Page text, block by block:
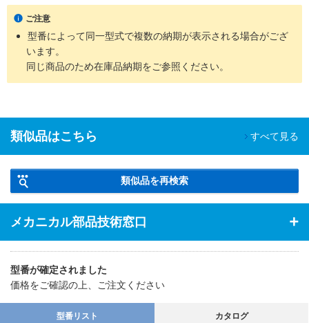
・クッションバルブは、安全対策として、抜け止め機構、およびゆ
るみ止め用ロックナットを採用しました
・バリエーション豊富かつ保全性を良くした、小形スイッチを標準
化しました
ご注意
型番によって同一型式で複数の納期が表示される場合がござ
います。
同じ商品のため在庫品納期をご参照ください。
類似品はこちら すべて見る
類似品を再検索
メカニカル部品技術窓口
型番が確定されました
価格をご確認の上、ご注文ください
型番リスト カタログ